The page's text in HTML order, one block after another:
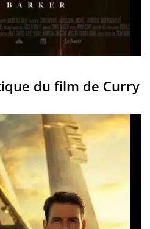
du film de Curry